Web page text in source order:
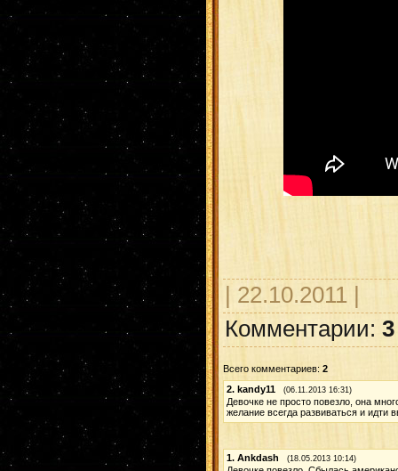
| 22.10.2011 |
Комментарии: 3
Всего комментариев: 2
2. kandy11 (06.11.2013 16:31)
Девочке не просто повезло, она
желание всегда развиваться и идти
1. Ankdash (18.05.2013 10:14)